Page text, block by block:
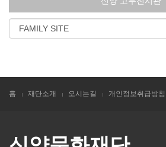
홈 재단소개 오시는길 개인정보취급방침